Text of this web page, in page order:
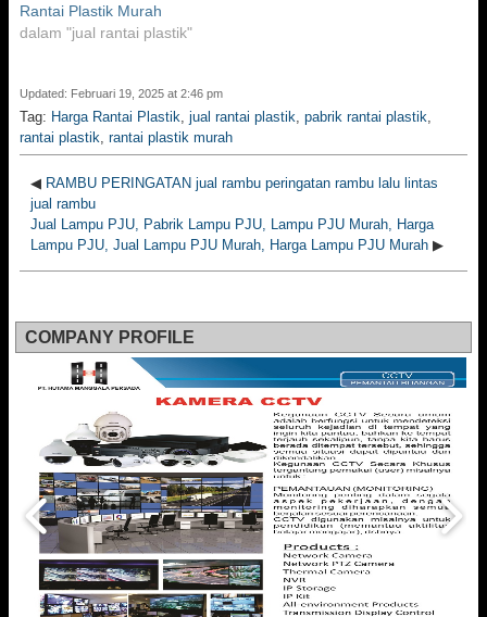
Rantai Plastik Murah
dalam "jual rantai plastik"
Updated: Februari 19, 2025 at 2:46 pm
Tag: Harga Rantai Plastik, jual rantai plastik, pabrik rantai plastik,
rantai plastik, rantai plastik murah
◀ RAMBU PERINGATAN jual rambu peringatan rambu lalu lintas
jual rambu
Jual Lampu PJU, Pabrik Lampu PJU, Lampu PJU Murah, Harga
Lampu PJU, Jual Lampu PJU Murah, Harga Lampu PJU Murah ▶
COMPANY PROFILE